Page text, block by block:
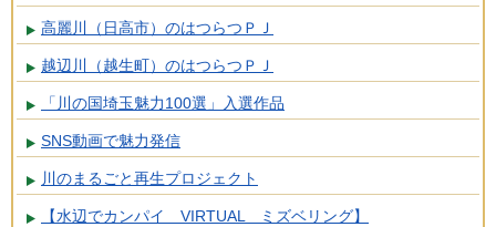
高麗川（日高市）のはつらつＰＪ
越辺川（越生町）のはつらつＰＪ
「川の国埼玉魅力100選」入選作品
SNS動画で魅力発信
川のまるごと再生プロジェクト
【水辺でカンパイ VIRTUAL ミズベリング】